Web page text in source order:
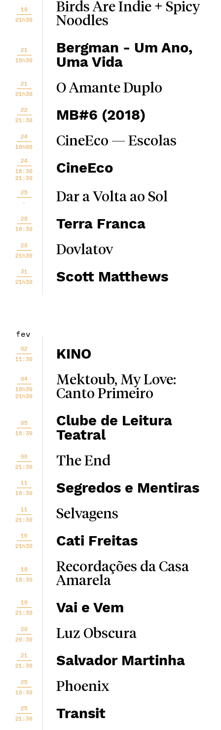
19
21h30
Birds Are Indie + Spicy
Noodles
21
18h30
Bergman - Um Ano,
Uma Vida
21
21h30
O Amante Duplo
22
21:30
MB#6 (2018)
24
10h00
CineEco — Escolas
24
18:30
21:30
CineEco
25
-
Dar a Volta ao Sol
28
18:30
Terra Franca
28
21h30
Dovlatov
31
21h30
Scott Matthews
fev
02
11:30
KINO
04
18h30
21h30
Mektoub, My Love:
Canto Primeiro
05
18:30
Clube de Leitura
Teatral
08
21:30
The End
11
18:30
Segredos e Mentiras
11
21:30
Selvagens
16
21h30
Cati Freitas
18
18:30
Recordações da Casa
Amarela
18
21:30
Vai e Vem
20
20:30
Luz Obscura
21
21:30
Salvador Martinha
25
18:30
Phoenix
25
21:30
Transit